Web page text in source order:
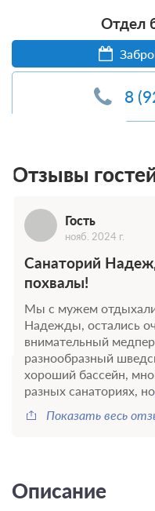
Отдел
8
Отзывы
Гость
нояб. 2024 г.
Санаторий
похвалы!
Мы с мужем отдыхали
Надежды, остались
внимательный
разнообразный
хороший бассейн,
разных санаториях, но
Показать весь
Описание